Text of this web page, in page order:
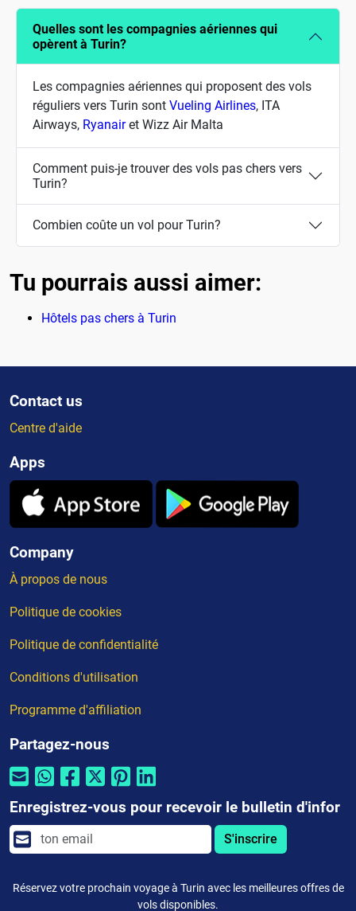
Quelles sont les compagnies aériennes qui
opèrent à Turin?
Les compagnies aériennes qui proposent des vols
réguliers vers Turin sont Vueling Airlines, ITA
Airways, Ryanairet Wizz Air Malta
Comment puis-je trouver des vols pas chers vers
Turin?
Combien coûte un vol pour Turin?
Tu pourrais aussi aimer:
Hôtels pas chers à Turin
Contact us
Centre d'aide
Apps
Company
À propos de nous
Politique de cookies
Politique de confidentialité
Conditions d'utilisation
Programme d'affiliation
Partagez-nous
Enregistrez-vous pour recevoir le bulletin d'infor
S'inscrire
Réservez votre prochain voyage à Turin avec les meilleures offres de
vols disponibles.